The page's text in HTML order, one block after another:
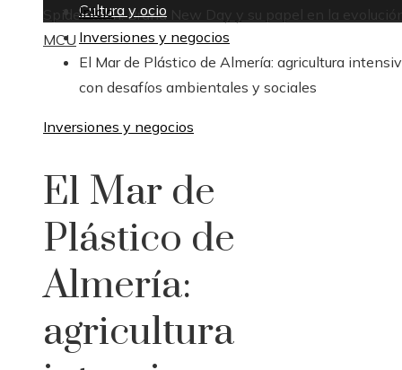
Spider-Man: Brand New Day y su papel en la
MCU
Cultura y ocio
Inicio
Inversiones y negocios
El Mar de Plástico de Almería: agricultura
con desafíos ambientales y sociales
Inversiones y negocios
El Mar de
Plástico de
Almería:
agricultura